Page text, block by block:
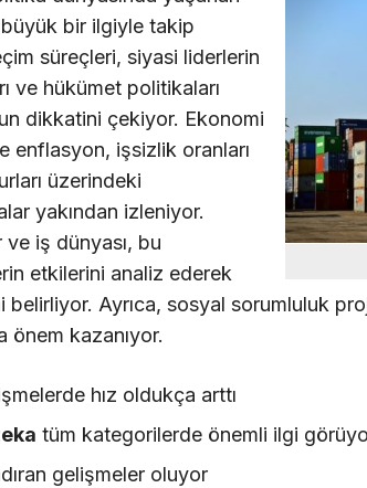
bir ilgiyle takip
süreçleri, siyasi liderlerin
ve hükümet politikaları
dikkatini çekiyor. Ekonomi
enflasyon, işsizlik oranları
üzerindeki
yakından izleniyor.
ve iş dünyası, bu
etkilerini analiz ederek
belirliyor. Ayrıca, sosyal sorumluluk
önem kazanıyor.
hız oldukça arttı
tüm kategorilerde önemli ilgi
gelişmeler oluyor